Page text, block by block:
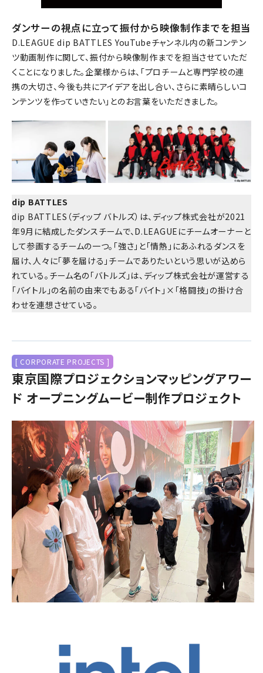
ダンサーの視点に立って振付から映像制作までを担当
D.LEAGUE dip BATTLES YouTubeチャンネル内の新コンテン
ツ動画制作に関して、振付から映像制作までを担当させていただ
くことになりました。企業様からは、「プロチームと専門学校の連
携の大切さ、今後も共にアイデアを出し合い、さらに素晴らしいコ
ンテンツを作っていきたい」とのお言葉をいただきました。
dip BATTLES
dip BATTLES（ディップ バトルズ）は、ディップ株式会社が2021
年9月に結成したダンスチームで、D.LEAGUEにチームオーナーと
して参画するチームの一つ。「強さ」と「情熱」にあふれるダンスを
届け、人々に「夢を届ける」チームでありたいという思いが込めら
れている。チーム名の「バトルズ」は、ディップ株式会社が運営する
「バイトル」の名前の由来でもある「バイト」×「格闘技」の掛け合
わせを連想させている。
[ CORPORATE PROJECTS ]
東京国際プロジェクションマッピングアワー
ド オープニングムービー制作プロジェクト